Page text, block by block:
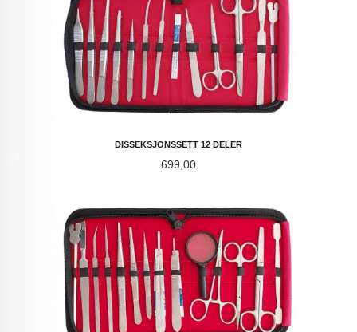
DISSEKSJONSSETT 12 DELER
Pris
699,00